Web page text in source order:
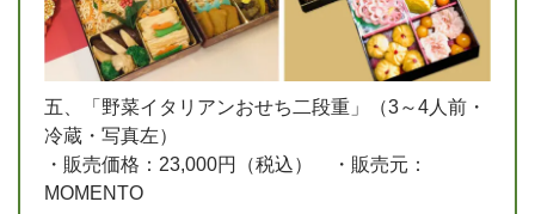
五、「野菜イタリアンおせち二段重」（3～4人前・
冷蔵・写真左）
・販売価格：23,000円（税込） ・販売元：
MOMENTO